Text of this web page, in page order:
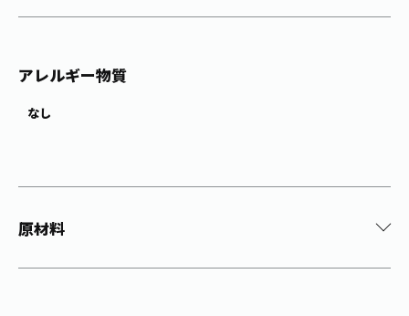
アレルギー物質
なし
原材料